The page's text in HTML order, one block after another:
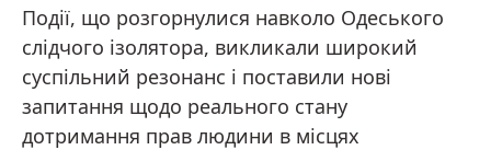
Події, що розгорнулися навколо Одеського
слідчого ізолятора, викликали широкий
суспільний резонанс і поставили нові
запитання щодо реального стану
дотримання прав людини в місцях